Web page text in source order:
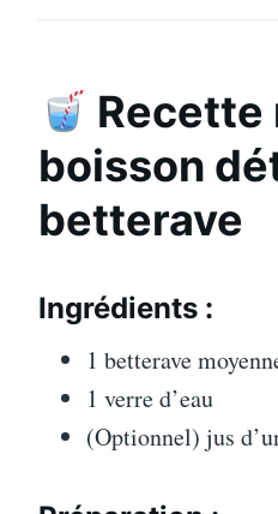
Recette
boisson
betterave
Ingrédients :
1 betterave
1 verre d’eau
(Optionnel) jus